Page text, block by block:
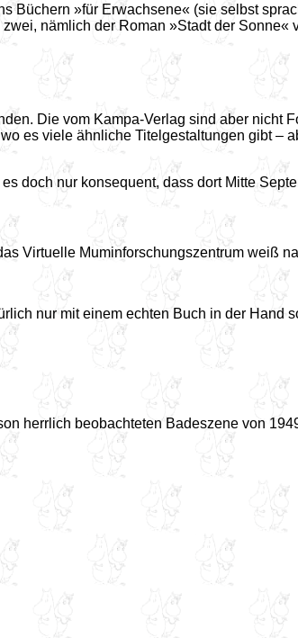
Büchern »für Erwachsene« (sie selbst
nämlich der Roman »Stadt der Sonne«
Die vom Kampa-Verlag sind aber nicht
es viele ähnliche Titelgestaltungen gibt –
doch nur konsequent, dass dort Mitte
Virtuelle Muminforschungszentrum weiß
nur mit einem echten Buch in der Hand
herrlich beobachteten Badeszene von